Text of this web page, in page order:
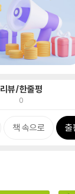
리뷰/한줄평
0
책 속으로 출